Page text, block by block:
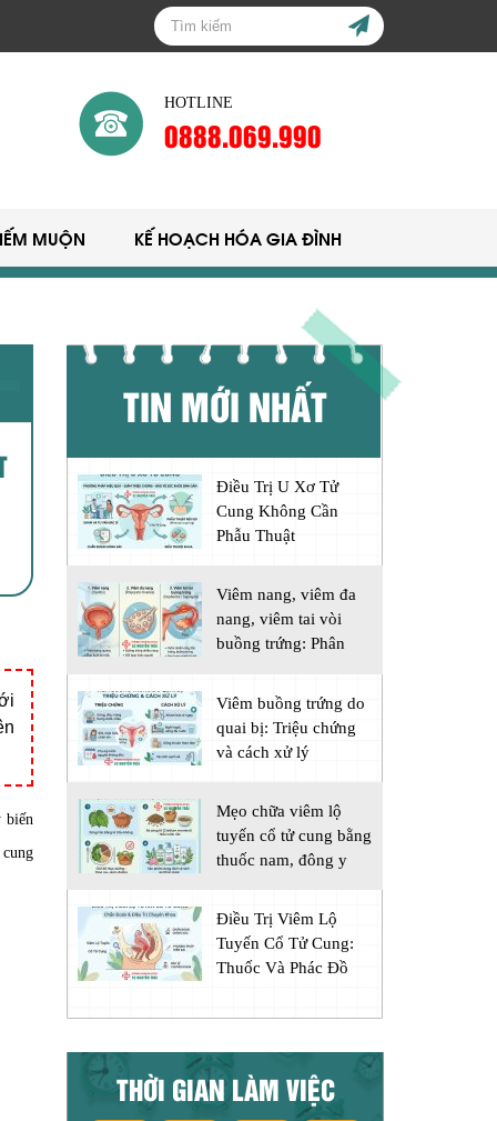
HOTLINE
0888.069.990
MUỘN KẾ HOẠCH HÓA GIA ĐÌNH
biến
cung
TIN MỚI NHẤT
Điều Trị U Xơ Tử
Cung Không Cần
Phẫu Thuật
Viêm nang, viêm đa
nang, viêm tai vòi
buồng trứng: Phân
Viêm buồng trứng do
quai bị: Triệu chứng
và cách xử lý
Mẹo chữa viêm lộ
tuyến cổ tử cung bằng
thuốc nam, đông y
Điều Trị Viêm Lộ
Tuyến Cổ Tử Cung:
Thuốc Và Phác Đồ
THỜI GIAN LÀM VIỆC